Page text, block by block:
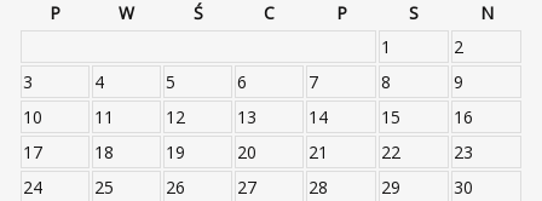
P
W Ś C P S
N
1
2
3
4 5 6 7 8
9
10
11 12 13 14 15
16
17
18 19 20 21 22
23
24
25 26 27 28 29
30